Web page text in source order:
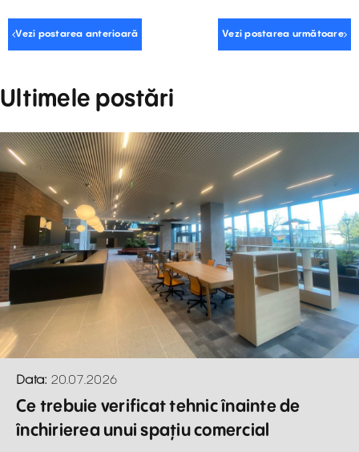
Vezi postarea anterioară Vezi postarea următoare
Ultimele postări
Data: 20.07.2026
Ce trebuie verificat tehnic înainte de
închirierea unui spațiu comercial